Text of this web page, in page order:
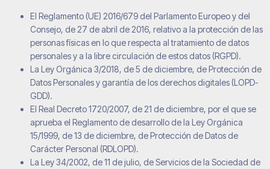
El Reglamento (UE) 2016/679 del Parlamento Europeo y del
Consejo, de 27 de abril de 2016, relativo a la protección de las
personas físicas en lo que respecta al tratamiento de datos
personales y a la libre circulación de estos datos (RGPD).
La Ley Orgánica 3/2018, de 5 de diciembre, de Protección de
Datos Personales y garantía de los derechos digitales (LOPD-
GDD).
El Real Decreto 1720/2007, de 21 de diciembre, por el que se
aprueba el Reglamento de desarrollo de la Ley Orgánica
15/1999, de 13 de diciembre, de Protección de Datos de
Carácter Personal (RDLOPD).
La Ley 34/2002, de 11 de julio, de Servicios de la Sociedad de